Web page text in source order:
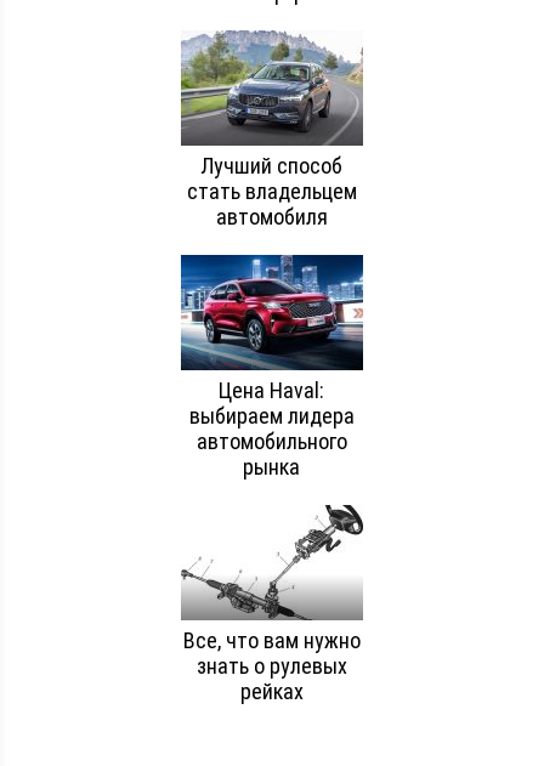
Лучший способ
стать владельцем
автомобиля
Цена Haval:
выбираем лидера
автомобильного
рынка
Все, что вам нужно
знать о рулевых
рейках